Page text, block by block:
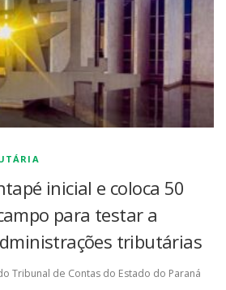
inicial e coloca 50
para testar a
tributárias
Tribunal de Contas do Estado do Paraná